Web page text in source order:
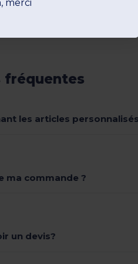
fréquentes
les articles
ma commande ?
un devis?
merci